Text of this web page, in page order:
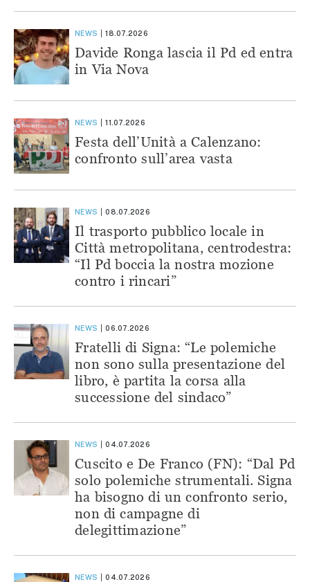
NEWS 18.07.2026
Davide Ronga lascia il Pd ed entra
in Via Nova
NEWS 11.07.2026
Festa dell’Unità a Calenzano:
confronto sull’area vasta
NEWS 08.07.2026
Il trasporto pubblico locale in
Città metropolitana, centrodestra:
“Il Pd boccia la nostra mozione
contro i rincari”
NEWS 06.07.2026
Fratelli di Signa: “Le polemiche
non sono sulla presentazione del
libro, è partita la corsa alla
successione del sindaco”
NEWS 04.07.2026
Cuscito e De Franco (FN): “Dal Pd
solo polemiche strumentali. Signa
ha bisogno di un confronto serio,
non di campagne di
delegittimazione”
NEWS 04.07.2026